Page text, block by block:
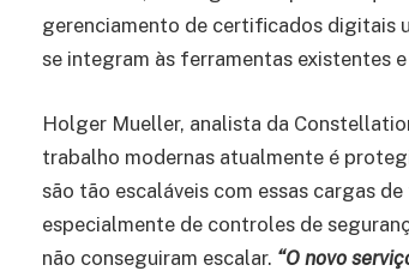
gerenciamento de certificados digitais
se integram às ferramentas existentes
Holger Mueller, analista da
trabalho modernas atualmente é
são tão escaláveis ​​com essas cargas
especialmente de controles de
não conseguiram escalar. “O novo